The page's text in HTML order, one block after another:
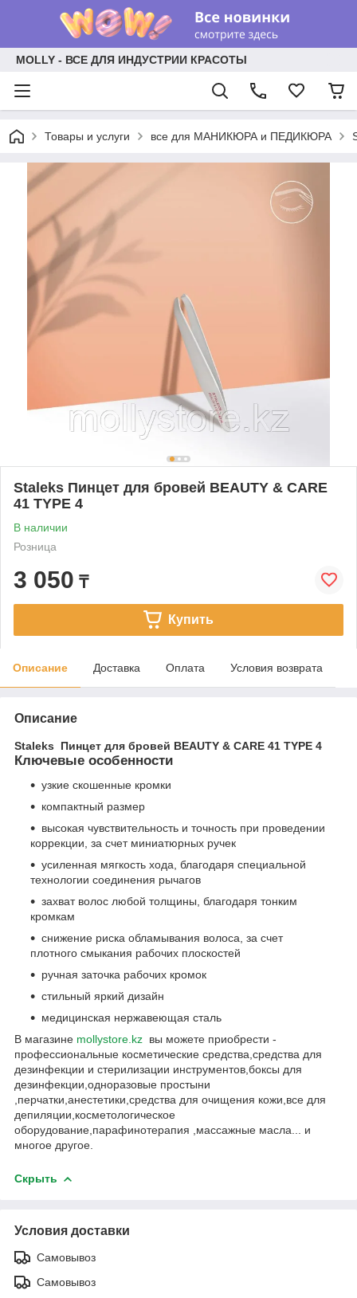
MOLLY - ВСЕ ДЛЯ ИНДУСТРИИ КРАСОТЫ
Товары и услуги все для МАНИКЮРА и ПЕДИКЮРА
Staleks Пинцет для бровей BEAUTY & CARE
41 TYPE 4
В наличии
Розница
3 050 ₸
Купить
Описание Доставка Оплата Условия возврата
Описание
Staleks Пинцет для бровей BEAUTY & CARE 41 TYPE 4
Ключевые особенности
узкие скошенные кромки
компактный размер
высокая чувствительность и точность при проведении
коррекции, за счет миниатюрных ручек
усиленная мягкость хода, благодаря специальной
технологии соединения рычагов
захват волос любой толщины, благодаря тонким
кромкам
снижение риска обламывания волоса, за счет
плотного смыкания рабочих плоскостей
ручная заточка рабочих кромок
стильный яркий дизайн
медицинская нержавеющая сталь
В магазине mollystore.kz вы можете приобрести -
профессиональные косметические средства,средства для
дезинфекции и стерилизации инструментов,боксы для
дезинфекции,одноразовые простыни
,перчатки,анестетики,средства для очищения кожи,все для
депиляции,косметологическое
оборудование,парафинотерапия ,массажные масла... и
многое другое.
Скрыть
Условия доставки
Самовывоз
Самовывоз